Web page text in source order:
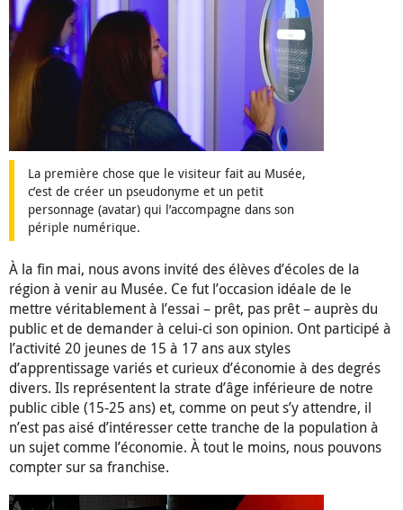
La première chose que le visiteur fait au Musée,
c’est de créer un pseudonyme et un petit
personnage (avatar) qui l’accompagne dans son
périple numérique.
À la fin mai, nous avons invité des élèves d’écoles de la
région à venir au Musée. Ce fut l’occasion idéale de le
mettre véritablement à l’essai – prêt, pas prêt – auprès du
public et de demander à celui-ci son opinion. Ont participé à
l’activité 20 jeunes de 15 à 17 ans aux styles
d’apprentissage variés et curieux d’économie à des degrés
divers. Ils représentent la strate d’âge inférieure de notre
public cible (15-25 ans) et, comme on peut s’y attendre, il
n’est pas aisé d’intéresser cette tranche de la population à
un sujet comme l’économie. À tout le moins, nous pouvons
compter sur sa franchise.